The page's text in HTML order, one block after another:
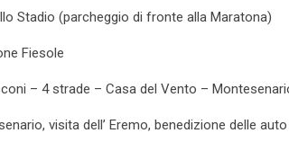
Stadio (parcheggio di fronte alla Maratona)
Fiesole
– 4 strade – Casa del Vento –
visita dell’ Eremo, benedizione delle auto